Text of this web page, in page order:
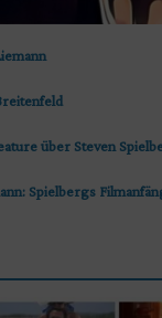
über Steven
Spielbergs